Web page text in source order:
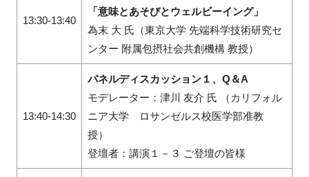
13:30-13:40
「意味とあそびとウェルビーイング」
為末 大 氏（東京大学 先端科学技術研究セ
ンター 附属包摂社会共創機構 教授）
13:40-14:30
パネルディスカッション１、Q＆A
モデレーター：津川 友介 氏 （カリフォル
ニア大学 ロサンゼルス校医学部准教
授）
登壇者：講演１－３ ご登壇の皆様